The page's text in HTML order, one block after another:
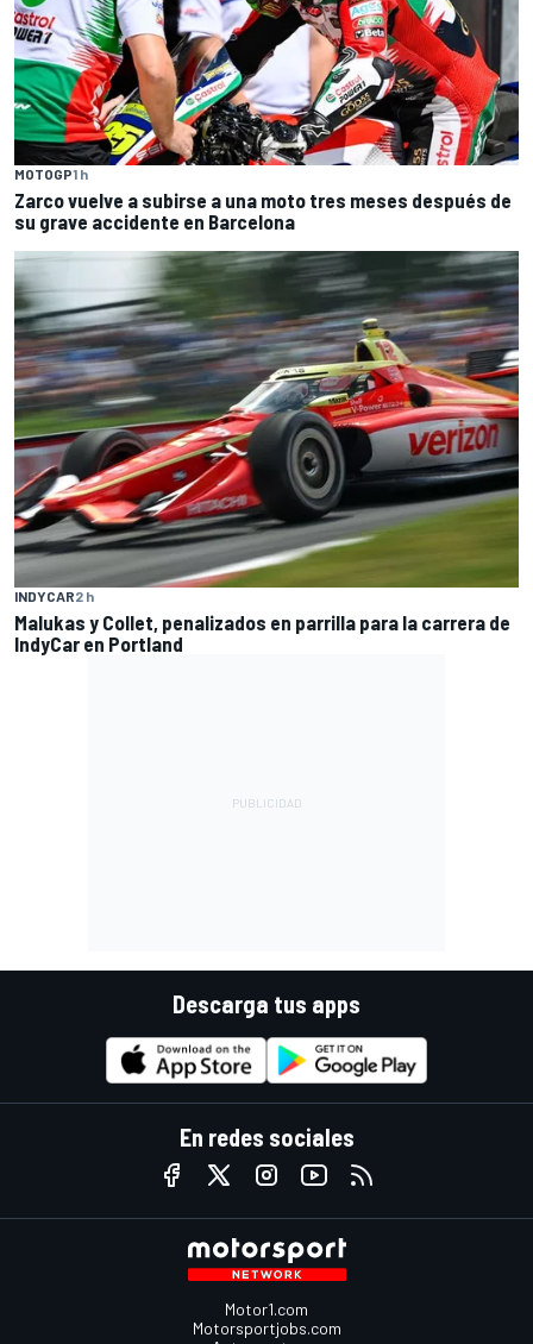
MOTOGP1 h
Zarco vuelve a subirse a una moto tres meses después de
su grave accidente en Barcelona
INDYCAR2 h
Malukas y Collet, penalizados en parrilla para la carrera de
IndyCar en Portland
Descarga tus apps
En redes sociales
Motor1.com
Motorsportjobs.com